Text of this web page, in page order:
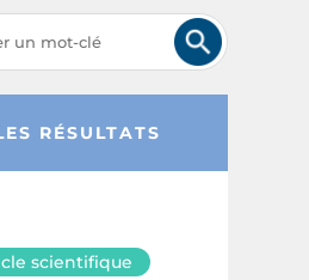
RÉSULTATS
scientifique